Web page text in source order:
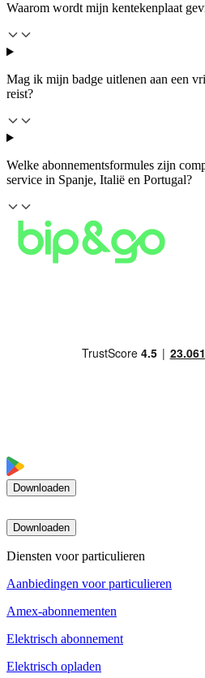
Waarom wordt mijn kentekenplaat
Mag ik mijn badge uitlenen aan een
reist?
Welke abonnementsformules zijn
service in Spanje, Italië en Portugal?
Downloaden
Downloaden
Diensten voor particulieren
Aanbiedingen voor particulieren
Amex-abonnementen
Elektrisch abonnement
Elektrisch opladen